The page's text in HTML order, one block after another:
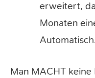
erweitert,
Monaten
Man MACHT